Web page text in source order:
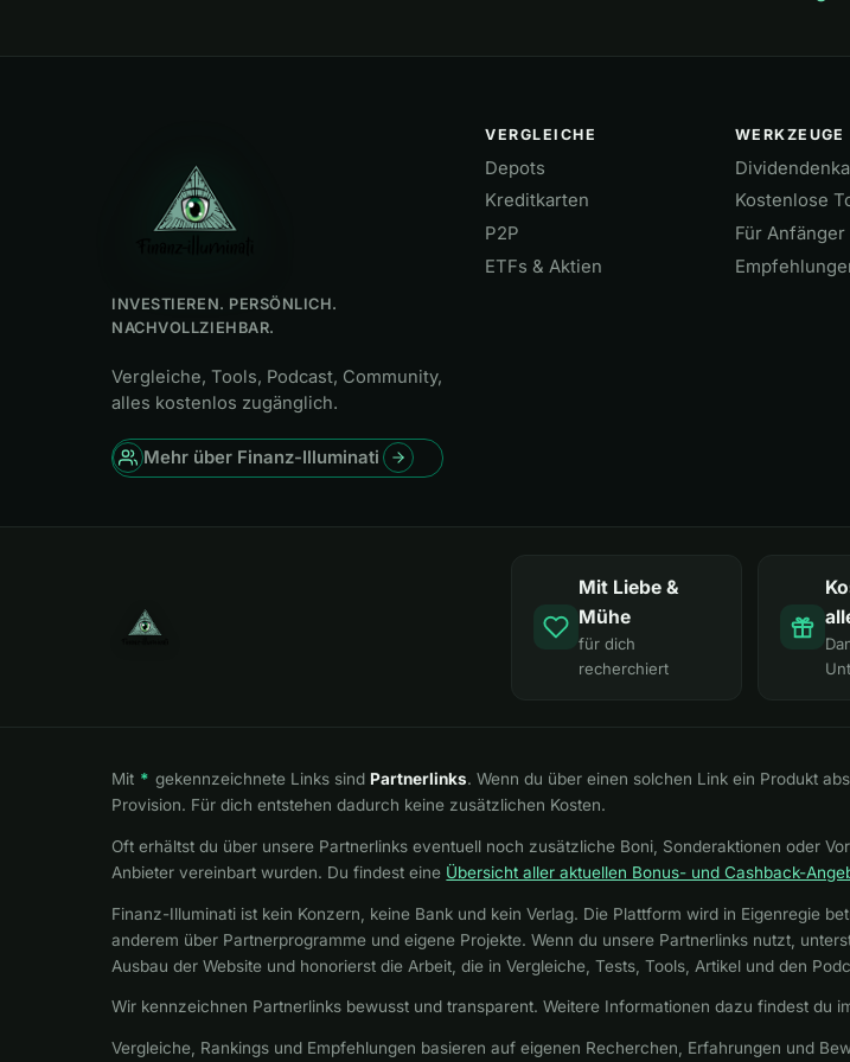
INVESTIEREN. PERSÖNLICH.
NACHVOLLZIEHBAR.
Vergleiche, Tools, Podcast, Community,
alles kostenlos zugänglich.
Mehr über Finanz-Illuminati
VERGLEICHE
Depots
Kreditkarten
P2P
ETFs & Aktien
WERKZEUGE
Kostenlose
Für Anfänger
Mit Liebe &
Mühe
für dich
recherchiert
Mit * gekennzeichnete Links sind Partnerlinks. Wenn du über einen solchen Link ein Produkt
Provision. Für dich entstehen dadurch keine zusätzlichen Kosten.
Oft erhältst du über unsere Partnerlinks eventuell noch zusätzliche Boni, Sonderaktionen oder
Anbieter vereinbart wurden. Du findest eine Übersicht aller aktuellen Bonus- und Cashback-
Finanz-Illuminati ist kein Konzern, keine Bank und kein Verlag. Die Plattform wird in Eigenregie
anderem über Partnerprogramme und eigene Projekte. Wenn du unsere Partnerlinks nutzt,
Ausbau der Website und honorierst die Arbeit, die in Vergleiche, Tests, Tools, Artikel und den
Wir kennzeichnen Partnerlinks bewusst und transparent. Weitere Informationen dazu findest du
Vergleiche, Rankings und Empfehlungen basieren auf eigenen Recherchen, Erfahrungen und